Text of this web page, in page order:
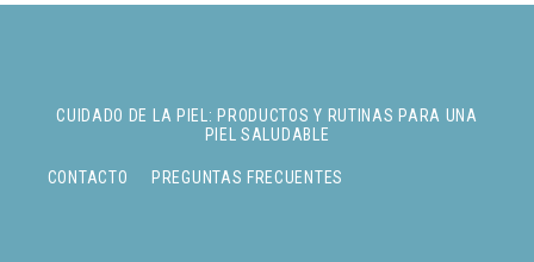
CUIDADO DE LA PIEL: PRODUCTOS Y RUTINAS PARA UNA
PIEL SALUDABLE
CONTACTO PREGUNTAS FRECUENTES